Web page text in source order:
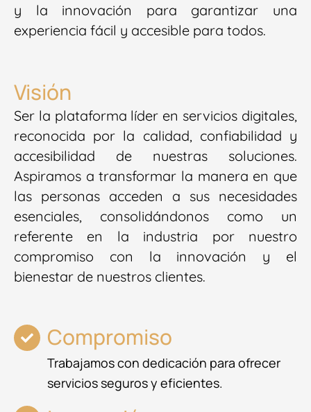
y la innovación para garantizar una
experiencia fácil y accesible para todos.
Visión
Ser la plataforma líder en servicios digitales,
reconocida por la calidad, confiabilidad y
accesibilidad de nuestras soluciones.
Aspiramos a transformar la manera en que
las personas acceden a sus necesidades
esenciales, consolidándonos como un
referente en la industria por nuestro
compromiso con la innovación y el
bienestar de nuestros clientes.
Compromiso
Trabajamos con dedicación para ofrecer
servicios seguros y eficientes.